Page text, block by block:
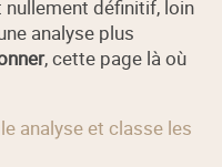
nullement définitif, loin
analyse plus
, cette page là où
analyse et classe les